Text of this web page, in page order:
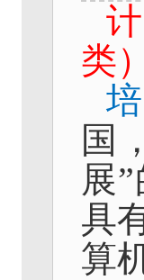
类）
国
展
具
算